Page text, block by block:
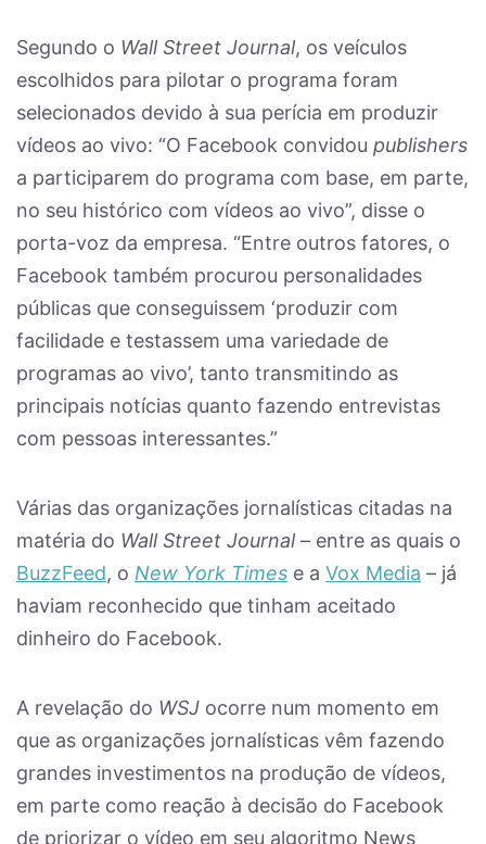
Segundo o Wall Street Journal, os veículos
escolhidos para pilotar o programa foram
selecionados devido à sua perícia em produzir
vídeos ao vivo: “O Facebook convidou publishers
a participarem do programa com base, em parte,
no seu histórico com vídeos ao vivo”, disse o
porta-voz da empresa. “Entre outros fatores, o
Facebook também procurou personalidades
públicas que conseguissem ‘produzir com
facilidade e testassem uma variedade de
programas ao vivo’, tanto transmitindo as
principais notícias quanto fazendo entrevistas
com pessoas interessantes.”
Várias das organizações jornalísticas citadas na
matéria do Wall Street Journal – entre as quais o
BuzzFeed, o New York Times e a Vox Media – já
haviam reconhecido que tinham aceitado
dinheiro do Facebook.
A revelação do WSJ ocorre num momento em
que as organizações jornalísticas vêm fazendo
grandes investimentos na produção de vídeos,
em parte como reação à decisão do Facebook
de priorizar o vídeo em seu algoritmo News